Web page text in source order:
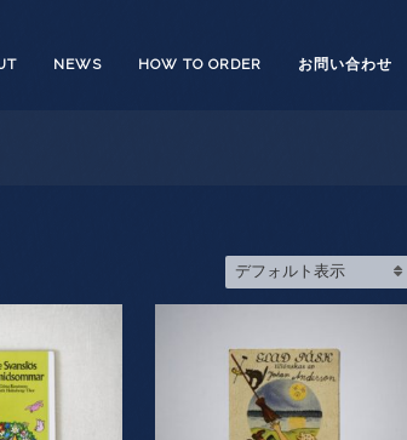
NEWS HOW TO ORDER お問い合わせ